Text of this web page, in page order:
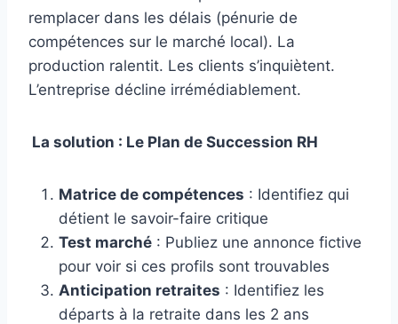
remplacer dans les délais (pénurie de
compétences sur le marché local). La
production ralentit. Les clients s’inquiètent.
L’entreprise décline irrémédiablement.
La solution : Le Plan de Succession RH
Matrice de compétences : Identifiez qui
détient le savoir-faire critique
Test marché : Publiez une annonce fictive
pour voir si ces profils sont trouvables
Anticipation retraites : Identifiez les
départs à la retraite dans les 2 ans